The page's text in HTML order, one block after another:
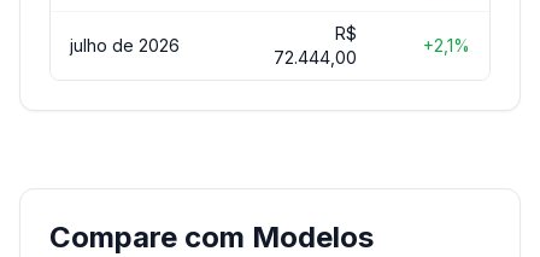
julho de 2026
R$
72.444,00
+2,1%
Compare com Modelos